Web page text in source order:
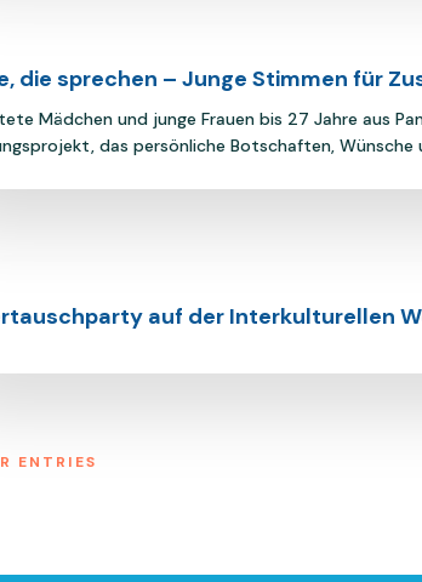
die sprechen – Junge Stimmen für
Mädchen und junge Frauen bis 27 Jahre aus
das persönliche Botschaften,
auf der Interkulturellen
ENTRIES